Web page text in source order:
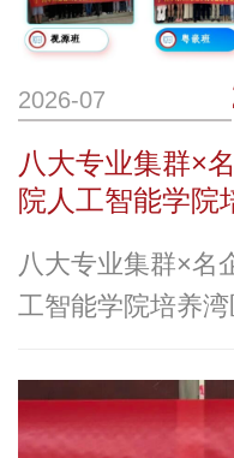
2026-07
八大专业集群×
院人工智能学院
八大专业集群×名
工智能学院培养
商科教集团旗下
历经多轮转型升